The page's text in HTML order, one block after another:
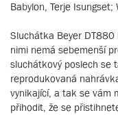
Babylon, Terje Isungset;
Sluchátka Beyer
nimi nemá sebemenší
sluchátkový poslech se
reprodukovaná
vynikající, a tak se vám
přihodit, že se